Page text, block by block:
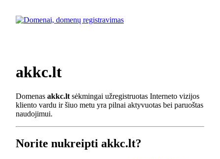
akkc.lt
Domenas akkc.lt sėkmingai užregistruotas Interneto vizijos
kliento vardu ir šiuo metu yra pilnai aktyvuotas bei paruoštas
naudojimui.
Norite nukreipti akkc.lt?